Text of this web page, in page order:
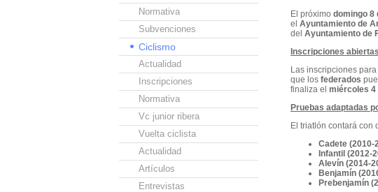
Normativa
Subvenciones
Ciclismo
Actualidad
Inscripciones
Normativa
Vc junior ribera
Vuelta ciclista
Actualidad
Artículos
Entrevistas
El próximo domingo 8
el Ayuntamiento de
del Ayuntamiento de
Inscripciones
Las inscripciones
que los federados
finaliza el miércoles 4
Pruebas adaptadas
El triatlón contará con
Cadete (2010-
Infantil (2012-
Alevín (2014-
Benjamín
Prebenjamín